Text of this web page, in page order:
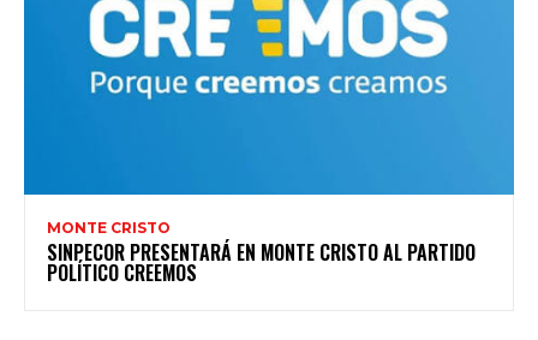
MONTE CRISTO
SINPECOR PRESENTARÁ EN MONTE CRISTO AL PARTIDO
POLÍTICO CREEMOS